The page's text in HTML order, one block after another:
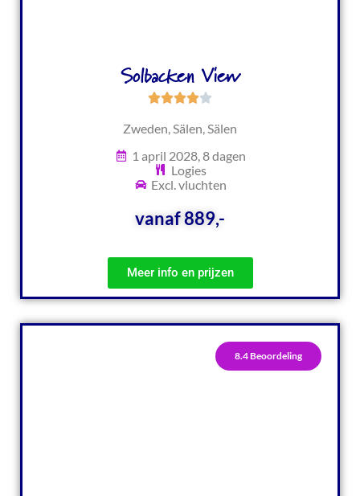
Solbacken View
Zweden, Sälen, Sälen
1 april 2028, 8 dagen
Logies
Excl. vluchten
vanaf 889,-
Meer info en prijzen
8.4 Beoordeling